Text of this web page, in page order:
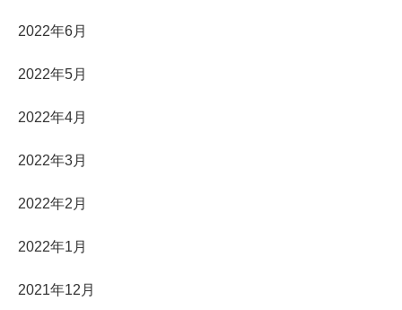
2022年6月
2022年5月
2022年4月
2022年3月
2022年2月
2022年1月
2021年12月